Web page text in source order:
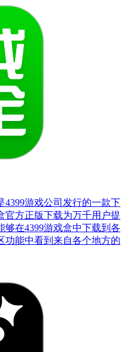
4399游戏公司发行的一款下
官方正版下载为万千用户提
在4399游戏盒中下载到各
功能中看到来自各个地方的